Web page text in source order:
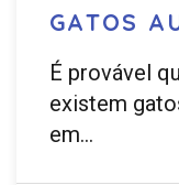
GATOS
É provável
existem
em…